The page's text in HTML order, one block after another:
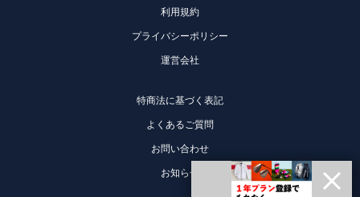
利用規約
プライバシーポリシー
運営会社
特商法に基づく表記
よくあるご質問
お問い合わせ
お知らせ